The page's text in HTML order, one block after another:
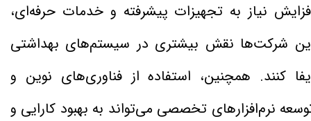
نیاز به تجهیزات پیشرفته و خدمات حرفه‌ای،
شرکت‌ها نقش بیشتری در سیستم‌های بهداشتی
کنند. همچنین، استفاده از فناوری‌های نوین و
نرم‌افزارهای تخصصی می‌تواند به بهبود کارایی و